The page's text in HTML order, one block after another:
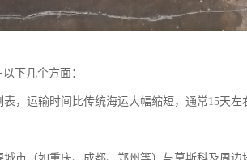
下几个方面：
，运输时间比传统海运大幅缩短，通常15天